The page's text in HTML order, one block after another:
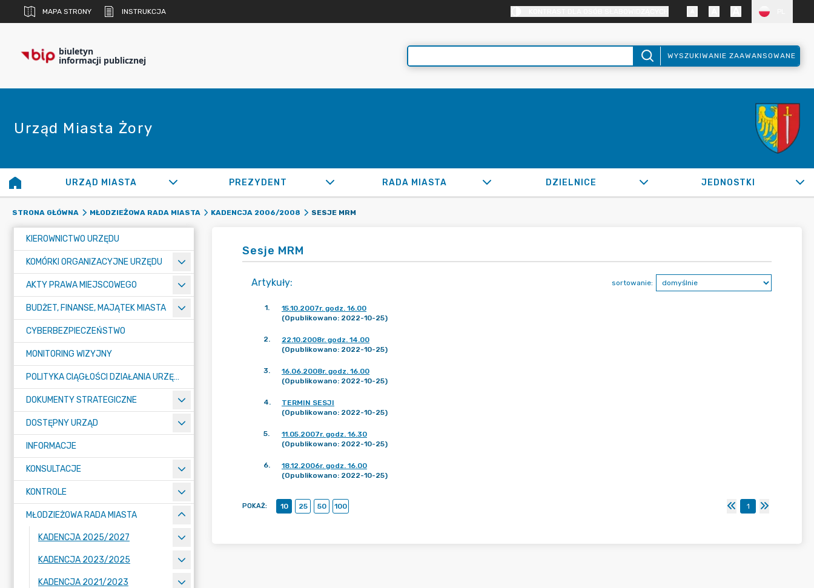
MAPA STRONY INSTRUKCJA
biuletyn
informacji publicznej WYSZUKIWANIE ZAAWANSOWANE
Urząd Miasta Żory
URZĄD MIASTA PREZYDENT RADA MIASTA DZIELNICE JEDNOSTKI
STRONA GŁÓWNA MŁODZIEŻOWA RADA MIASTA KADENCJA 2006/2008 SESJE MRM
KIEROWNICTWO URZĘDU
KOMÓRKI ORGANIZACYJNE URZĘDU
AKTY PRAWA MIEJSCOWEGO
BUDŻET, FINANSE, MAJĄTEK MIASTA
CYBERBEZPIECZEŃSTWO
MONITORING WIZYJNY
POLITYKA CIĄGŁOŚCI DZIAŁANIA URZĘDU MIASTA ŻORY
DOKUMENTY STRATEGICZNE
DOSTĘPNY URZĄD
INFORMACJE
KONSULTACJE
KONTROLE
MŁODZIEŻOWA RADA MIASTA
KADENCJA 2025/2027
KADENCJA 2023/2025
KADENCJA 2021/2023
Sesje MRM
Artykuły: sortowanie:
1.
15.10.2007r. godz. 16.00
(Opublikowano: 2022-10-25)
2.
22.10.2008r. godz. 14.00
(Opublikowano: 2022-10-25)
3.
16.06.2008r. godz. 16.00
(Opublikowano: 2022-10-25)
4.
TERMIN SESJI
(Opublikowano: 2022-10-25)
5.
11.05.2007r. godz. 16.30
(Opublikowano: 2022-10-25)
6.
18.12.2006r. godz. 16.00
(Opublikowano: 2022-10-25)
POKAŻ: 10 25 50 100 1